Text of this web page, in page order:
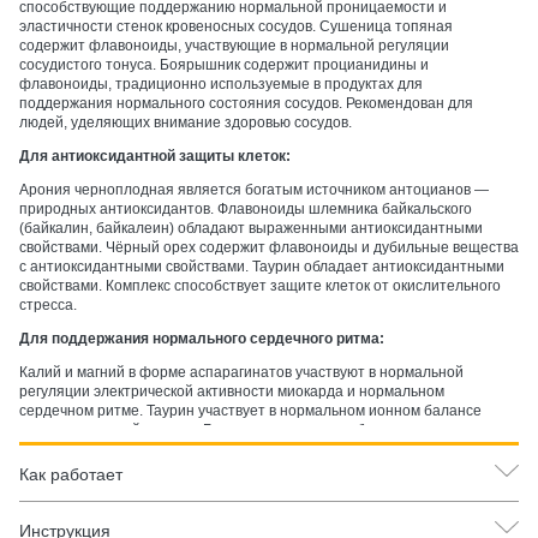
способствующие поддержанию нормальной проницаемости и
эластичности стенок кровеносных сосудов. Сушеница топяная
содержит флавоноиды, участвующие в нормальной регуляции
сосудистого тонуса. Боярышник содержит процианидины и
флавоноиды, традиционно используемые в продуктах для
поддержания нормального состояния сосудов. Рекомендован для
людей, уделяющих внимание здоровью сосудов.
Для антиоксидантной защиты клеток:
Арония черноплодная является богатым источником антоцианов —
природных антиоксидантов. Флавоноиды шлемника байкальского
(байкалин, байкалеин) обладают выраженными антиоксидантными
свойствами. Чёрный орех содержит флавоноиды и дубильные вещества
с антиоксидантными свойствами. Таурин обладает антиоксидантными
свойствами. Комплекс способствует защите клеток от окислительного
стресса.
Для поддержания нормального сердечного ритма:
Калий и магний в форме аспарагинатов участвуют в нормальной
регуляции электрической активности миокарда и нормальном
сердечном ритме. Таурин участвует в нормальном ионном балансе
клеток сердечной мышцы. Боярышник содержит биологически активные
вещества, традиционно используемые в продуктах для поддержания
нормального сердечного ритма. Рекомендован для людей, уделяющих
внимание поддержанию нормальной функции проводящей системы
сердца.
Как работает
Инструкция